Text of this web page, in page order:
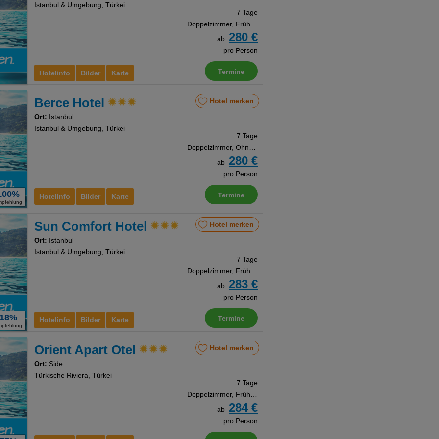
Hotelinfo Bilder Karte
Istanbul & Umgebung, Türkei
7 Tage
Doppelzimmer, Frühstück
ab
280 €
pro Person
Termine
Hotelinfo Bilder Karte
Berce Hotel
Ort: Istanbul
Istanbul & Umgebung, Türkei
Hotel merken
7 Tage
Doppelzimmer, Ohne Verpflegung
ab
280 €
pro Person
Termine
18% Hotelinfo Bilder Karte
Sun Comfort Hotel
Ort: Istanbul
Istanbul & Umgebung, Türkei
Hotel merken
7 Tage
Doppelzimmer, Frühstück
ab
283 €
pro Person
Termine
Orient Apart Otel
Ort: Side
Türkische Riviera, Türkei
Hotel merken
7 Tage
Doppelzimmer, Frühstück
ab
284 €
pro Person